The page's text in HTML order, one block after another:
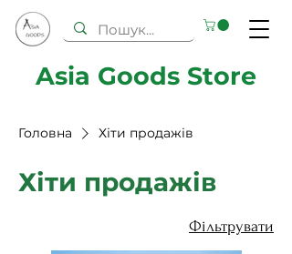
Asia Goods Store
Головна Хіти продажів
Хіти продажів
Фільтрувати